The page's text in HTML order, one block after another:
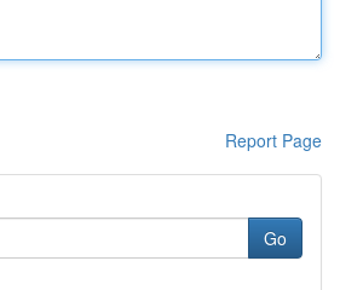
Report Page
Go